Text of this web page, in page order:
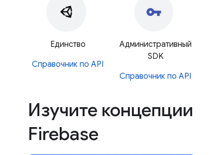
Единство
Справочник по API
Административный
SDK
Справочник по API
Изучите концепции
Firebase